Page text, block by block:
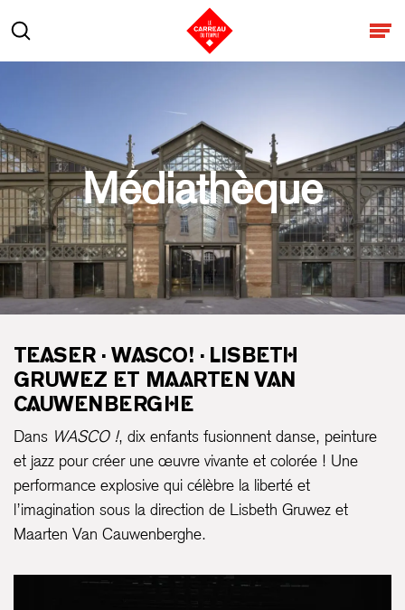
Rechercher
Médiathèque
TEASER · WASCO! · LISBETH
GRUWEZ ET MAARTEN VAN
CAUWENBERGHE
Dans WASCO !, dix enfants fusionnent danse, peinture
et jazz pour créer une œuvre vivante et colorée ! Une
performance explosive qui célèbre la liberté et
l’imagination sous la direction de Lisbeth Gruwez et
Maarten Van Cauwenberghe.